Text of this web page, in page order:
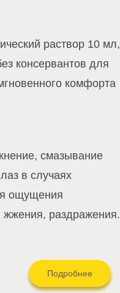
раствор 10 мл,
консервантов для
комфорта
смазывание
в случаях
ощущения
раздражения.
Подробнее